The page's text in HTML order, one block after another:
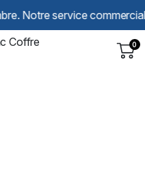
service commercial reste
0